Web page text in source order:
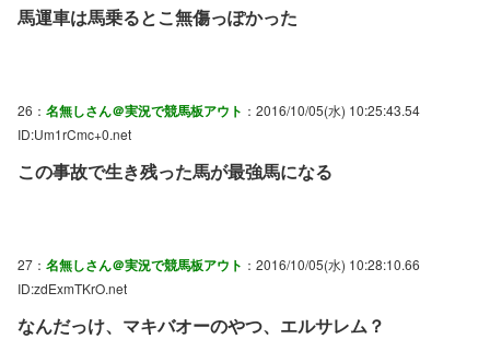
馬運車は馬乗るとこ無傷っぽかった
26： 名無しさん＠実況で競馬板アウト ：2016/10/05(水) 10:25:43.54
ID:Um1rCmc+0.net
この事故で生き残った馬が最強馬になる
27： 名無しさん＠実況で競馬板アウト ：2016/10/05(水) 10:28:10.66
ID:zdExmTKrO.net
なんだっけ、マキバオーのやつ、エルサレム？